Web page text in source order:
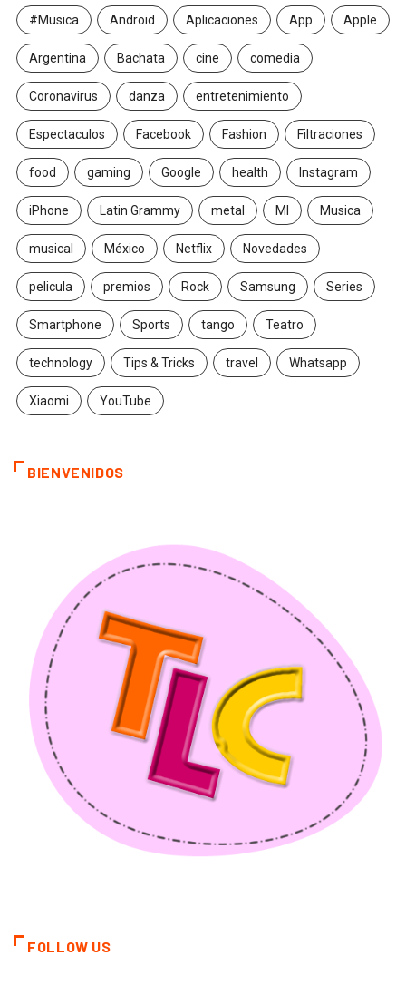
#Musica Android Aplicaciones App Apple
Argentina Bachata cine comedia
Coronavirus danza entretenimiento
Espectaculos Facebook Fashion Filtraciones
food gaming Google health Instagram
iPhone Latin Grammy metal MI Musica
musical México Netflix Novedades
pelicula premios Rock Samsung Series
Smartphone Sports tango Teatro
technology Tips & Tricks travel Whatsapp
Xiaomi YouTube
BIENVENIDOS
FOLLOW US